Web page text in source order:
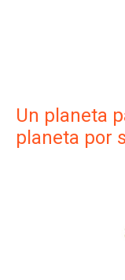
Un planeta
planeta por